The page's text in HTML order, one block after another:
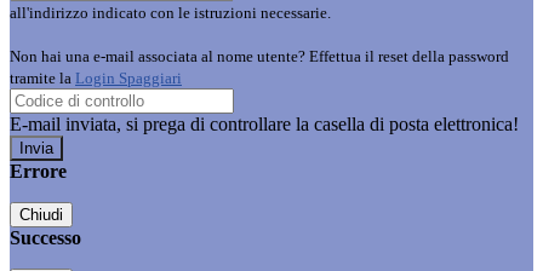
all'indirizzo indicato con le istruzioni necessarie.
Non hai una e-mail associata al nome utente? Effettua il reset della password
tramite la Login Spaggiari
E-mail inviata, si prega di controllare la casella di posta elettronica!
Errore
Chiudi
Successo